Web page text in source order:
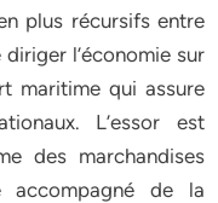
plus récursifs entre
l’économie sur
maritime qui assure
L’essor est
des marchandises
accompagné de la